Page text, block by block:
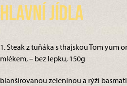
Hlavní jídla
1. Steak z tuňáka s thajskou Tom yum
mlékem, – bez lepku, 150g
blanšírovanou zeleninou a rýží basmati